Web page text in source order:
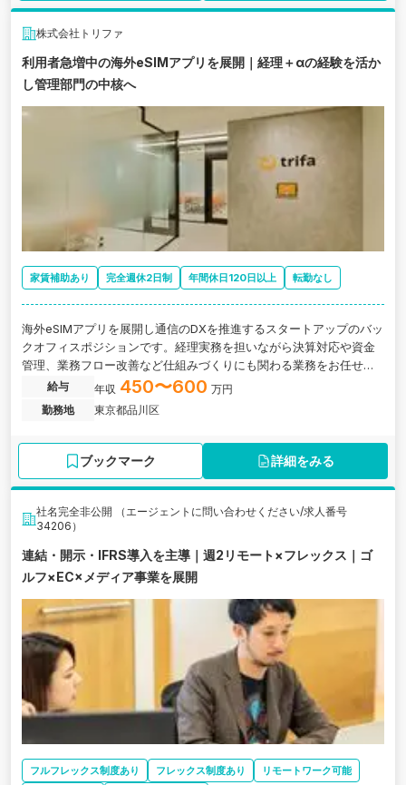
株式会社トリファ
利用者急増中の海外eSIMアプリを展開｜経理＋αの経験を活か
し管理部門の中核へ
家賃補助あり 完全週休2日制 年間休日120日以上 転勤なし
海外eSIMアプリを展開し通信のDXを推進するスタートアップのバッ
クオフィスポジションです。経理実務を担いながら決算対応や資金
管理、業務フロー改善など仕組みづくりにも関わる業務をお任せし
ます。給与 年収 450〜600 万円
勤務地
東京都品川区
ブックマーク 詳細をみる
社名完全非公開 （エージェントに問い合わせください/求人番号
34206）
連結・開示・IFRS導入を主導｜週2リモート×フレックス｜ゴ
ルフ×EC×メディア事業を展開
フルフレックス制度あり フレックス制度あり
リモートワーク可能